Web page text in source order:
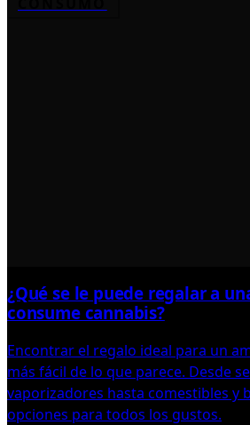
¿Qué se le puede regalar a
consume cannabis?
Encontrar el regalo ideal para un
más fácil de lo que parece. Desde
vaporizadores hasta comestibles y
opciones para todos los gustos.